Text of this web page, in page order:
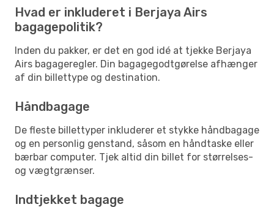
Hvad er inkluderet i Berjaya Airs
bagagepolitik?
Inden du pakker, er det en god idé at tjekke Berjaya
Airs bagageregler. Din bagagegodtgørelse afhænger
af din billettype og destination.
Håndbagage
De fleste billettyper inkluderer et stykke håndbagage
og en personlig genstand, såsom en håndtaske eller
bærbar computer. Tjek altid din billet for størrelses-
og vægtgrænser.
Indtjekket bagage